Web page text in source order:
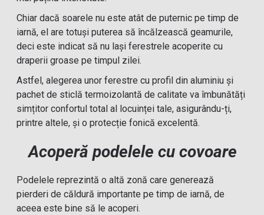
Chiar dacă soarele nu este atât de puternic pe timp de
iarnă, el are totuși puterea să încălzească geamurile,
deci este indicat să nu lași ferestrele acoperite cu
draperii groase pe timpul zilei.
Astfel, alegerea unor ferestre cu profil din aluminiu și
pachet de sticlă termoizolantă de calitate va îmbunătăți
simțitor confortul total al locuinței tale, asigurându-ți,
printre altele, și o protecție fonică excelentă.
Acoperă podelele cu covoare
Podelele reprezintă o altă zonă care generează
pierderi de căldură importante pe timp de iarnă, de
aceea este bine să le acoperi.